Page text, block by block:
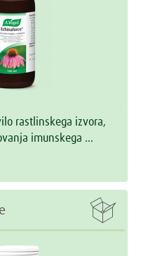
rastlinskega izvora,
imunskega …
